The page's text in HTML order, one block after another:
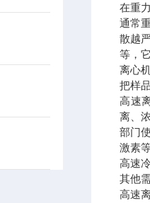
在重
通常
散越
等，
离心
把样
高速
离、
部门
激素
高速
其他
高速